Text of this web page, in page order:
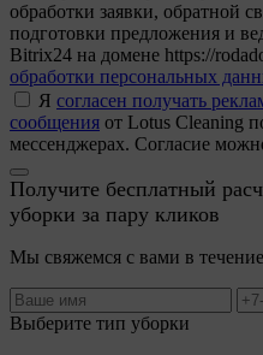
обработки заявки, обратной
подготовки предложения и
Bitrix24 на домене https://
обработки персональных
Я согласен получать
сообщения от Lotus Cleaning
мессенджерах. Согласие
Получите бесплатный
уборки за пару кликов
Мы свяжемся с вами в
Выберите тип уборки